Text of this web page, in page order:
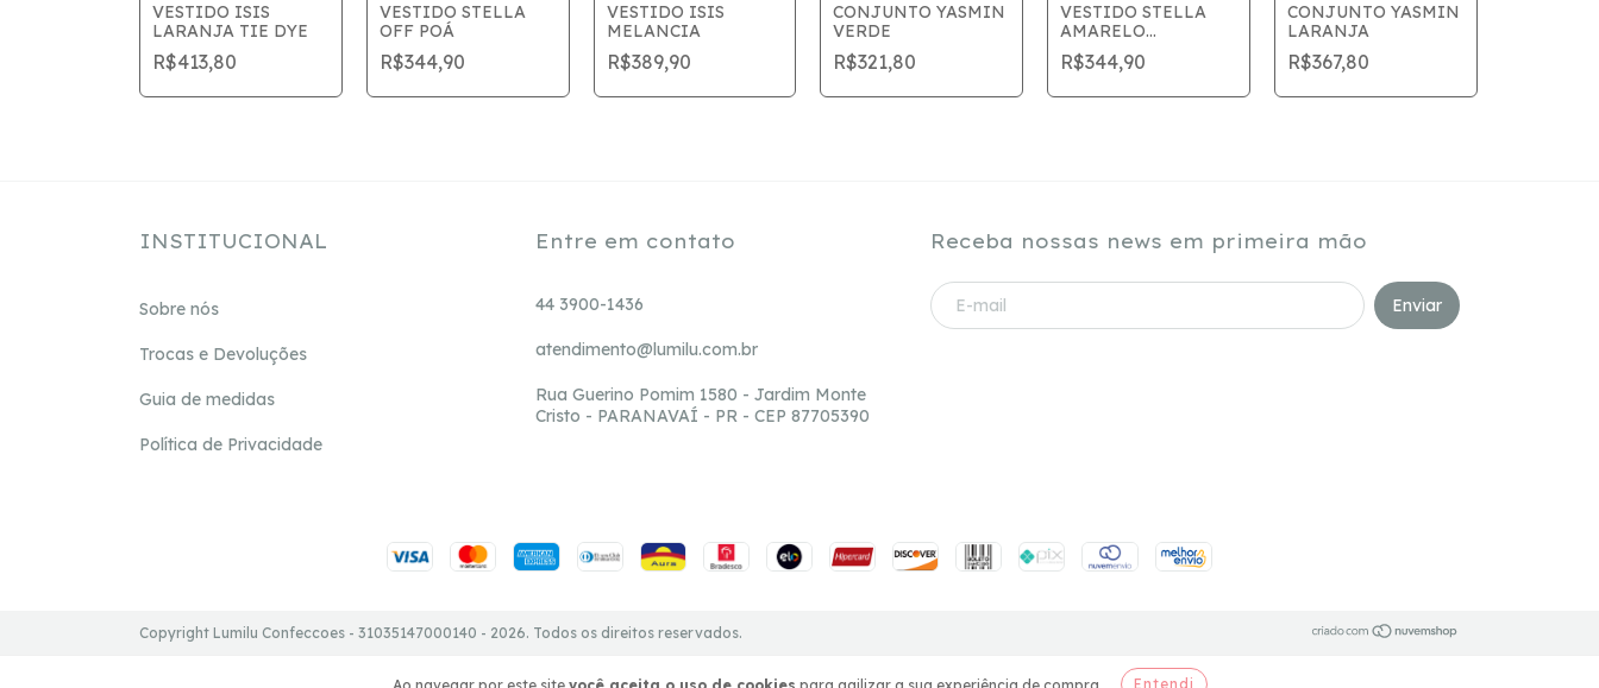
Ao navegar por este site você aceita o uso de cookies para agilizar a sua experiência de compra. Entendi
VESTIDO ISIS
LARANJA TIE DYE
R$413,80
VESTIDO STELLA
OFF POÁ
R$344,90
VESTIDO ISIS
MELANCIA
R$389,90
CONJUNTO YASMIN
VERDE
R$321,80
VESTIDO STELLA
AMARELO
MARGARIDA
R$344,90
CONJUNTO YASMIN
LARANJA
R$367,80
INSTITUCIONAL
Sobre nós
Trocas e Devoluções
Guia de medidas
Política de Privacidade
Entre em contato
44 3900-1436
atendimento@lumilu.com.br
Rua Guerino Pomim 1580 - Jardim Monte
Cristo - PARANAVAÍ - PR - CEP 87705390
Receba nossas news em primeira mão
Copyright Lumilu Confeccoes - 31035147000140 - 2026. Todos os direitos reservados.